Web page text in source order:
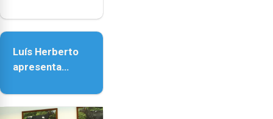
Nossa Senhora
Luís Herberto
apresenta
Paisagem’